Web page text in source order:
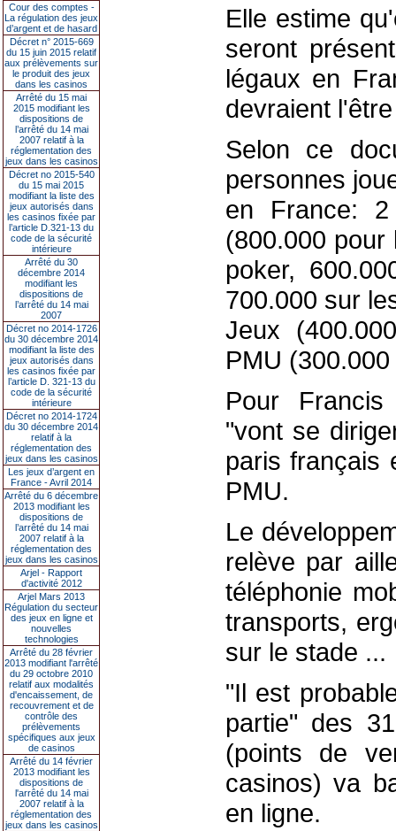
Cour des comptes -
La régulation des jeux
d’argent et de hasard
Décret n° 2015-669
du 15 juin 2015 relatif
aux prélèvements sur
le produit des jeux
dans les casinos
Arrêté du 15 mai
2015 modifiant les
dispositions de
l’arrêté du 14 mai
2007 relatif à la
réglementation des
jeux dans les casinos
Décret no 2015-540
du 15 mai 2015
modifiant la liste des
jeux autorisés dans
les casinos fixée par
l’article D.321-13 du
code de la sécurité
intérieure
Arrêté du 30
décembre 2014
modifiant les
dispositions de
l’arrêté du 14 mai
2007
Décret no 2014-1726
du 30 décembre 2014
modifiant la liste des
jeux autorisés dans
les casinos fixée par
l’article D. 321-13 du
code de la sécurité
intérieure
Décret no 2014-1724
du 30 décembre 2014
relatif à la
réglementation des
jeux dans les casinos
Les jeux d’argent en
France - Avril 2014
Arrêté du 6 décembre
2013 modifiant les
dispositions de
l’arrêté du 14 mai
2007 relatif à la
réglementation des
jeux dans les casinos
Arjel - Rapport
d'activité 2012
Arjel Mars 2013
Régulation du secteur
des jeux en ligne et
nouvelles
technologies
Arrêté du 28 février
2013 modifiant l'arrêté
du 29 octobre 2010
relatif aux modalités
d'encaissement, de
recouvrement et de
contrôle des
prélèvements
spécifiques aux jeux
de casinos
Arrêté du 14 février
2013 modifiant les
dispositions de
l'arrêté du 14 mai
2007 relatif à la
réglementation des
jeux dans les casinos
Elle estime
seront
légaux en
devraient
Selon ce
personnes
en France:
(800.000 pour
poker,
700.000 sur
Jeux
PMU
Pour
"vont se
paris français
PMU.
Le
relève par
téléphonie
transports,
sur le stade ...
"Il est
partie" des
(points de
casinos) va
en ligne.